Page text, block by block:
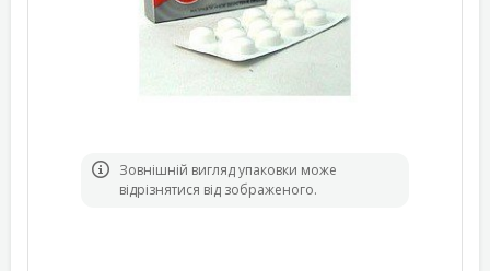
Зовнішній вигляд упаковки може
відрізнятися від зображеного.